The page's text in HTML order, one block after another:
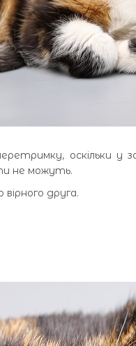
оскільки у
не можуть.
друга.